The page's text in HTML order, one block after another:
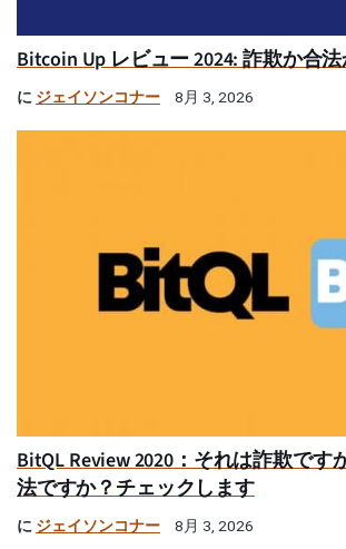
Bitcoin Up レビュー 2024: 詐欺か合法
に ジェイソンコナー 8月 3, 2026
BitQL Review 2020：それは詐欺です
法ですか？チェックします
に ジェイソンコナー 8月 3, 2026